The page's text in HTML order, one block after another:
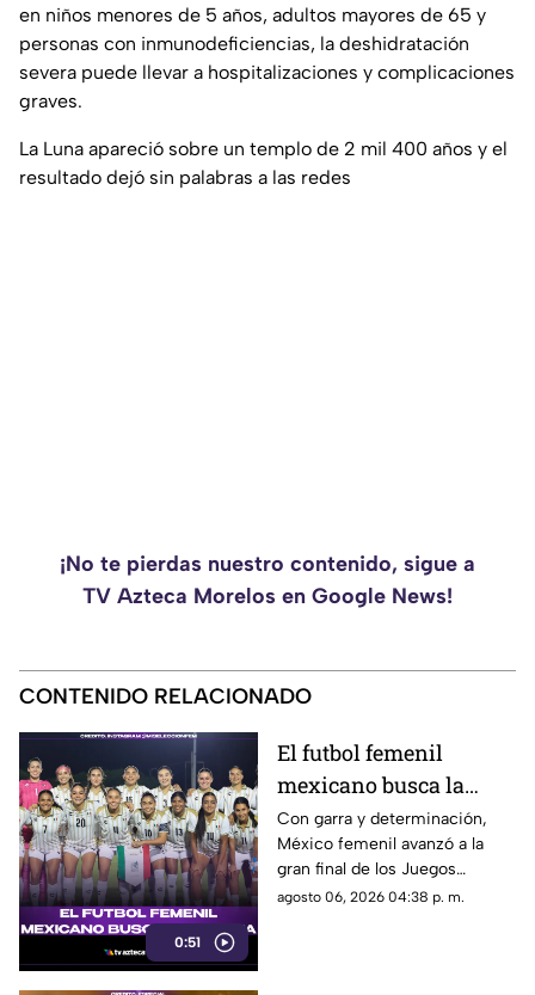
en niños menores de 5 años, adultos mayores de 65 y
personas con inmunodeficiencias, la deshidratación
severa puede llevar a hospitalizaciones y complicaciones
graves.
La Luna apareció sobre un templo de 2 mil 400 años y el
resultado dejó sin palabras a las redes
¡No te pierdas nuestro contenido, sigue a
TV Azteca Morelos en Google News!
CONTENIDO RELACIONADO
0:51
El futbol femenil
mexicano busca la
presea
Con garra y determinación,
México femenil avanzó a la
gran final de los Juegos
Centroamericanos. El sueño
agosto 06, 2026 04:38 p. m.